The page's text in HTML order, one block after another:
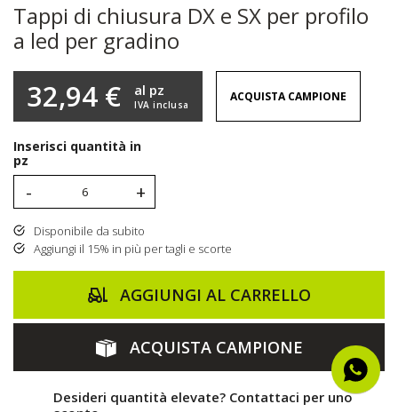
Tappi di chiusura DX e SX per profilo
a led per gradino
32,94 € IVA inclusa
al pz ACQUISTA CAMPIONE
Inserisci quantità in
pz
- +
Disponibile da subito
Aggiungi il 15% in più per tagli e scorte
AGGIUNGI AL CARRELLO
ACQUISTA CAMPIONE
Desideri quantità elevate? Contattaci per uno